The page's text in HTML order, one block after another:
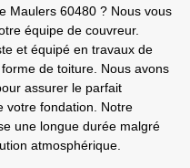
Maulers 60480 ? Nous vous
équipe de couvreur.
et équipé en travaux de
de toiture. Nous avons
assurer le parfait
votre fondation. Notre
une longue durée malgré
atmosphérique.